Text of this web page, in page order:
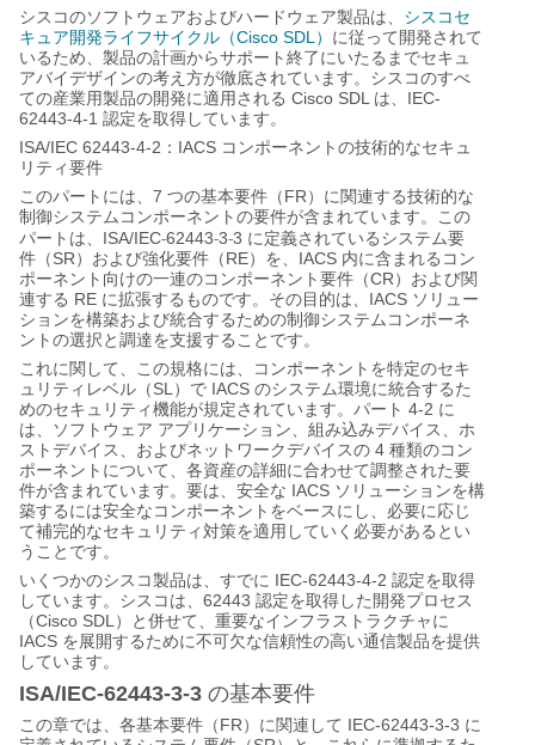
シスコのソフトウェアおよびハードウェア製品は、 シスコセ
キュア開発ライフサイクル（Cisco SDL） に従って開発されて
いるため、製品の計画からサポート終了にいたるまでセキュ
アバイデザインの考え方が徹底されています。シスコのすべ
ての産業用製品の開発に適用される Cisco SDL は、 IEC-
62443-4-1 認定を取得しています。
ISA/IEC 62443-4-2 ： IACS コンポーネントの技術的なセキュ
リティ要件
このパートには、 7 つの基本要件（ FR）に関連する技術的な
制御システムコンポーネントの要件が含まれています。この
パートは、 ISA/IEC‐62443‐3‐3 に定義されているシステム要
件（ SR）および強化要件（ RE）を、 IACS 内に含まれるコン
ポーネント向けの一連のコンポーネント要件（CR）および関
連する RE に拡張するものです。その目的は、 IACS ソリュー
ションを構築および統合するための制御システムコンポーネ
ントの選択と調達を支援することです。
これに関して、この規格には、コンポーネントを特定のセキ
ュリティレベル（ SL）で IACS のシステム環境に統合するた
めのセキュリティ機能が規定されています。パート 4-2 に
は、ソフトウェア アプリケーション、組み込みデバイス、ホ
ストデバイス、およびネットワークデバイスの 4 種類のコン
ポーネントについて、各資産の詳細に合わせて調整された要
件が含まれています。要は、安全な IACS ソリューションを構
築するには安全なコンポーネントをベースにし、必要に応じ
て補完的なセキュリティ対策を適用していく必要があるとい
うことです。
いくつかのシスコ製品は、すでに IEC-62443-4-2 認定を取得
しています。シスコは、 62443 認定を取得した開発プロセス
（Cisco SDL）と併せて、重要なインフラストラクチャに
IACS を展開するために不可欠な信頼性の高い通信製品を提供
しています。
ISA/IEC-62443-3-3 の基本要件
この章では、各基本要件（ FR）に関連して IEC-62443-3-3 に